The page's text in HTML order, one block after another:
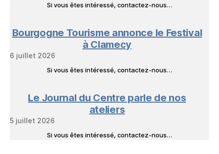
Si vous êtes intéressé, contactez-nous…
Bourgogne Tourisme annonce le Festival
à Clamecy
6 juillet 2026
Si vous êtes intéressé, contactez-nous…
Le Journal du Centre parle de nos
ateliers
5 juillet 2026
Si vous êtes intéressé, contactez-nous…